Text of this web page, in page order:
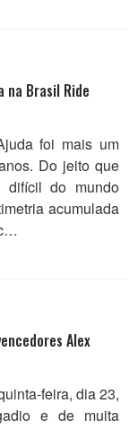
na Brasil Ride
foi mais um
Do jeito que
do mundo
acumulada
Alex
feira, dia 23,
e de muita